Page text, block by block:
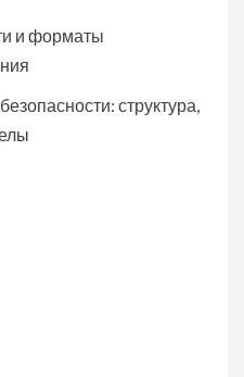
и форматы
структура,